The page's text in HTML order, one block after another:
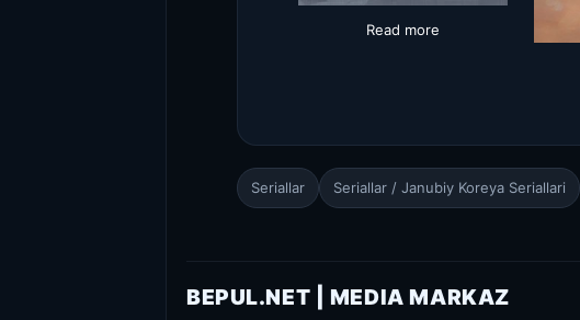
Read more
Seriallar Seriallar / Janubiy Koreya Seriallari
BEPUL.NET | MEDIA MARKAZ